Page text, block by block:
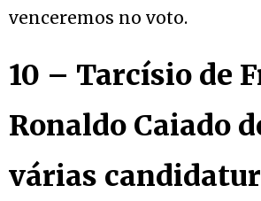
venceremos no voto.
10 – Tarcísio de
Ronaldo Caiado
várias